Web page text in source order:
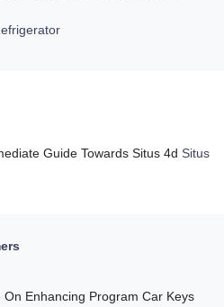
Guide Towards Situs 4d Situs
Enhancing Program Car Keys